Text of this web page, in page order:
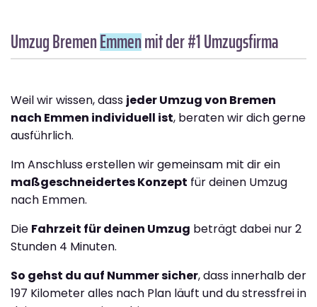
Umzug BremenEmmenmit der #1 Umzugsfirma
Weil wir wissen, dass jeder Umzug von Bremen
nach Emmen individuell ist, beraten wir dich gerne
ausführlich.
Im Anschluss erstellen wir gemeinsam mit dir ein
maßgeschneidertes Konzept für deinen Umzug
nach Emmen.
Die Fahrzeit für deinen Umzug beträgt dabei nur 2
Stunden 4 Minuten.
So gehst du auf Nummer sicher, dass innerhalb der
197 Kilometer alles nach Plan läuft und du stressfrei in